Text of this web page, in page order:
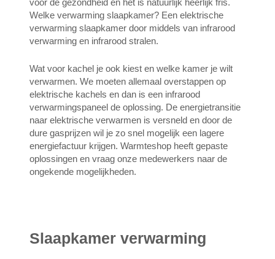
voor de gezondheid en het is natuurlijk heerlijk fris.
Welke verwarming slaapkamer? Een elektrische
verwarming slaapkamer door middels van infrarood
verwarming en infrarood stralen.
Wat voor kachel je ook kiest en welke kamer je wilt
verwarmen. We moeten allemaal overstappen op
elektrische kachels en dan is een infrarood
verwarmingspaneel de oplossing. De energietransitie
naar elektrische verwarmen is versneld en door de
dure gasprijzen wil je zo snel mogelijk een lagere
energiefactuur krijgen. Warmteshop heeft gepaste
oplossingen en vraag onze medewerkers naar de
ongekende mogelijkheden.
Slaapkamer verwarming